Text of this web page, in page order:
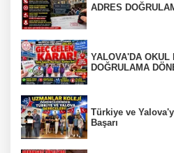
ADRES
YALOVA'DA OKUL
DOĞRULAMA
Türkiye ve
Başarı